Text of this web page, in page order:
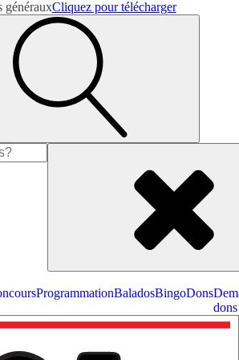
générauxCliquez pour télécharger
ProgrammationBaladosBingoDons
dons